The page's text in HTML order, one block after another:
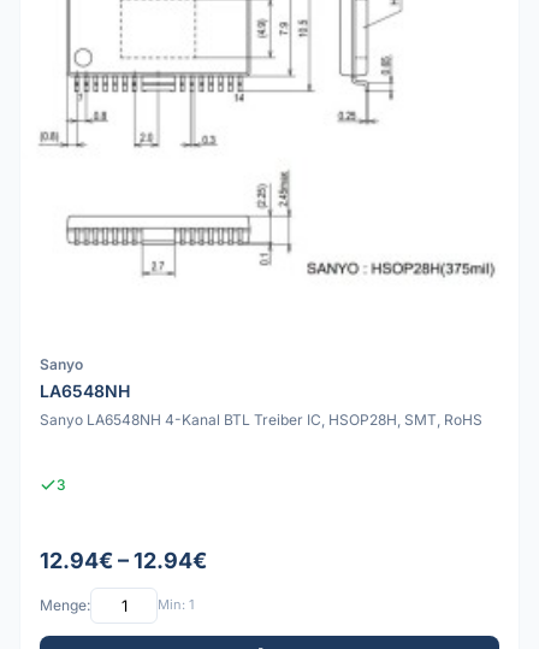
Sanyo
LA6548NH
Sanyo LA6548NH 4-Kanal BTL Treiber IC, HSOP28H, SMT, RoHS
3
12.94€ – 12.94€
Menge: Min: 1